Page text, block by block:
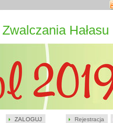
ZALOGUJ Rejestracja
Zwalczania Hałasu